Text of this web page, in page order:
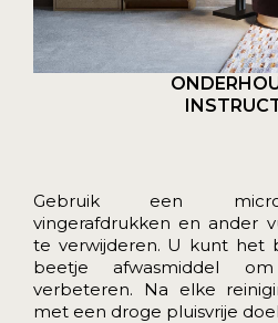
Gebruik een
vingerafdrukken en ander
te verwijderen. U kunt het
beetje afwasmiddel
verbeteren. Na elke
met een droge pluisvrije